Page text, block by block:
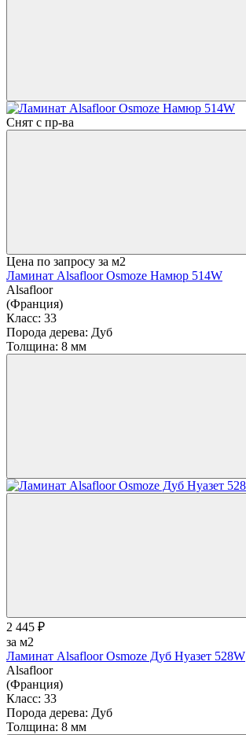
Снят с пр-ва
Цена по запросу за м2
Ламинат Alsafloor Osmoze Намюр 514W
Alsafloor
(Франция)
Класс: 33
Порода дерева: Дуб
Толщина: 8 мм
2 445 ₽
за м2
Ламинат Alsafloor Osmoze Дуб Нуазет 528W
Alsafloor
(Франция)
Класс: 33
Порода дерева: Дуб
Толщина: 8 мм